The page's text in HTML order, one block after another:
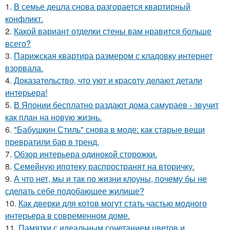
1. В семье децла снова разгорается квартирный
конфликт.
2. Какой вариант отделки стены вам нравится больше
всего?
3. Парижская квартира размером с кладовку интернет
взорвала.
4. Доказательство, что уют и красоту делают детали
интерьера!
5. В Японии бесплатно раздают дома самураев - звучит
как план на новую жизнь.
6. "Бабушкин Стиль" снова в моде: как старые вещи
превратили бар в тренд.
7. Обзор интерьера одинокой сторожки.
8. Семейную ипотеку распространят на вторичку.
9. А что нет, мы и так по жизни клоуны, почему бы не
сделать себе подобающее жилище?
10. Как дверки для котов могут стать частью модного
интерьера в современном доме.